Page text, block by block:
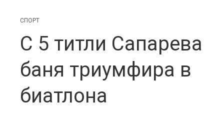
СПОРТ
С 5 титли Сапарева
баня триумфира в
биатлона